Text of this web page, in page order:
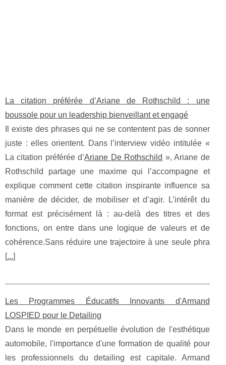
La citation préférée d’Ariane de Rothschild : une
boussole pour un leadership bienveillant et engagé
Il existe des phrases qui ne se contentent pas de sonner
juste : elles orientent. Dans l’interview vidéo intitulée «
La citation préférée d’Ariane De Rothschild », Ariane de
Rothschild partage une maxime qui l’accompagne et
explique comment cette citation inspirante influence sa
manière de décider, de mobiliser et d’agir. L’intérêt du
format est précisément là : au-delà des titres et des
fonctions, on entre dans une logique de valeurs et de
cohérence.Sans réduire une trajectoire à une seule phra
[...]
Les Programmes Éducatifs Innovants d'Armand
LOSPIED pour le Detailing
Dans le monde en perpétuelle évolution de l'esthétique
automobile, l'importance d'une formation de qualité pour
les professionnels du detailing est capitale. Armand